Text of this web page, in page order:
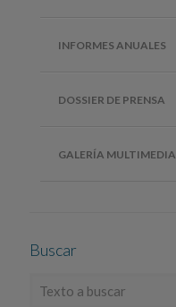
INFORMES ANUALES
DOSSIER DE PRENSA
GALERÍA MULTIMEDIA
Buscar